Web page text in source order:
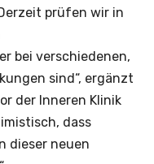
prüfen wir in
bei verschiedenen,
sind“, ergänzt
der Inneren Klinik
dass
dieser neuen